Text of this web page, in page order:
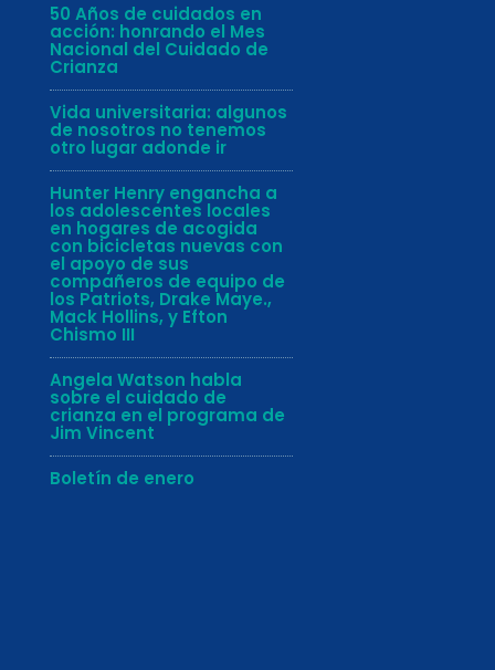
50 Años de cuidados en
acción: honrando el Mes
Nacional del Cuidado de
Crianza
Vida universitaria: algunos
de nosotros no tenemos
otro lugar adonde ir
Hunter Henry engancha a
los adolescentes locales
en hogares de acogida
con bicicletas nuevas con
el apoyo de sus
compañeros de equipo de
los Patriots, Drake Maye.,
Mack Hollins, y Efton
Chismo III
Angela Watson habla
sobre el cuidado de
crianza en el programa de
Jim Vincent
Boletín de enero